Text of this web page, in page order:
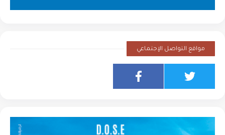
مواقع التواصل الإجتماعي